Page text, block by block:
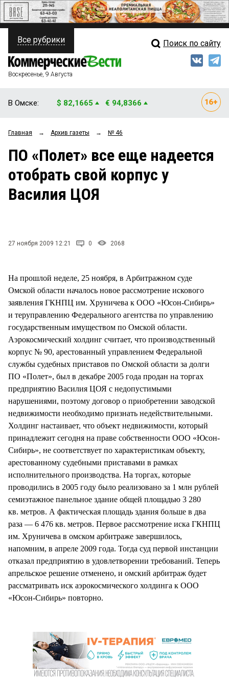
ПОЛИТИКА
ФИНАНСЫ
ОБЩЕСТВО
ЗАКОН
НОВОСТИ КОМПАНИЙ
Свежий выпуск
Рейтинги
Блоги
Все рубрики Поиск по сайту
Воскресенье, 9 Августа
В Омске: $ 82,1665 € 94,8366
Главная → Архив газеты → № 46
ПО «Полет» все еще надеется
отобрать свой корпус у
Василия ЦОЯ
27 ноября 2009 12:21 0 2068
На прошлой неделе, 25 ноября, в Арбитражном суде
Омской области началось новое рассмотрение искового
заявления ГКНПЦ им. Хруничева к ООО «Юсон-Сибирь»
и теруправлению Федерального агентства по управлению
государственным имуществом по Омской области.
Аэрокосмический холдинг считает, что производственный
корпус № 90, арестованный управлением Федеральной
службы судебных приставов по Омской области за долги
ПО «Полет», был в декабре 2005 года продан на торгах
предприятию Василия ЦОЯ с недопустимыми
нарушениями, поэтому договор о приобретении заводской
недвижимости необходимо признать недействительными.
Холдинг настаивает, что объект недвижимости, который
принадлежит сегодня на праве собственности ООО «Юсон-
Сибирь», не соответствует по характеристикам объекту,
арестованному судебными приставами в рамках
исполнительного производства. На торгах, которые
проводились в 2005 году было реализовано за 1 млн рублей
семиэтажное панельное здание общей площадью 3 280
кв. метров. А фактическая площадь здания больше в два
раза — 6 476 кв. метров. Первое рассмотрение иска ГКНПЦ
им. Хруничева в омском арбитраже завершилось,
напомним, в апреле 2009 года. Тогда суд первой инстанции
отказал предприятию в удовлетворении требований. Теперь
апрельское решение отменено, и омский арбитраж будет
рассматривать иск аэрокосмического холдинга к ООО
«Юсон-Сибирь» повторно.